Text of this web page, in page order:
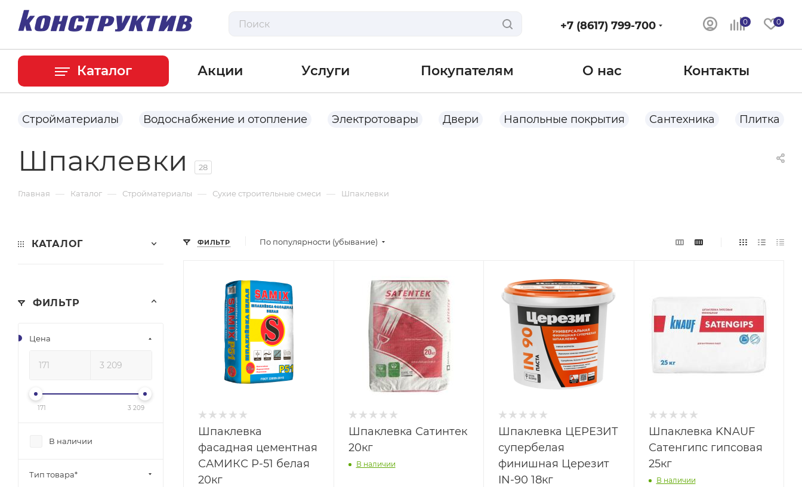
0 0
+7 (8617) 799-700
Каталог Акции Услуги Покупателям О нас Контакты
Стройматериалы Водоснабжение и отопление Электротовары Двери Напольные покрытия Сантехника Плитка
Шпаклевки 28
Главная — Каталог — Стройматериалы — Сухие строительные смеси — Шпаклевки
ФИЛЬТР По популярности (убывание)
Шпаклевка
фасадная цементная
САМИКС Р-51 белая
20кг
Шпаклевка Сатинтек
20кг
В наличии
Шпаклевка ЦЕРЕЗИТ
супербелая
финишная Церезит
IN-90 18кг
Шпаклевка KNAUF
Сатенгипс гипсовая
25кг
В наличии
КАТАЛОГ
ФИЛЬТР
Цена
171 3 209
В наличии
Тип товара*